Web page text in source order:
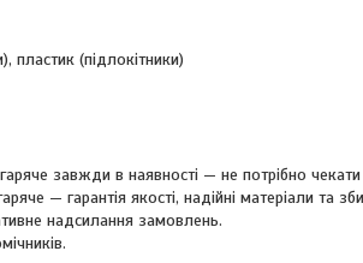
пластик (підлокітники)
завжди в наявності — не потрібно чекати
— гарантія якості, надійні матеріали та
надсилання замовлень.